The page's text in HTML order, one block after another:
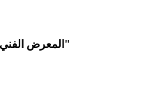
المعرض الفني جسر الزرقاء - "قصة بلد على البحر"